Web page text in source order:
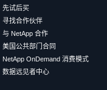
先试后买
寻找合作伙伴
与 NetApp 合作
美国公共部门合同
NetApp OnDemand 消费模式
数据远见者中心